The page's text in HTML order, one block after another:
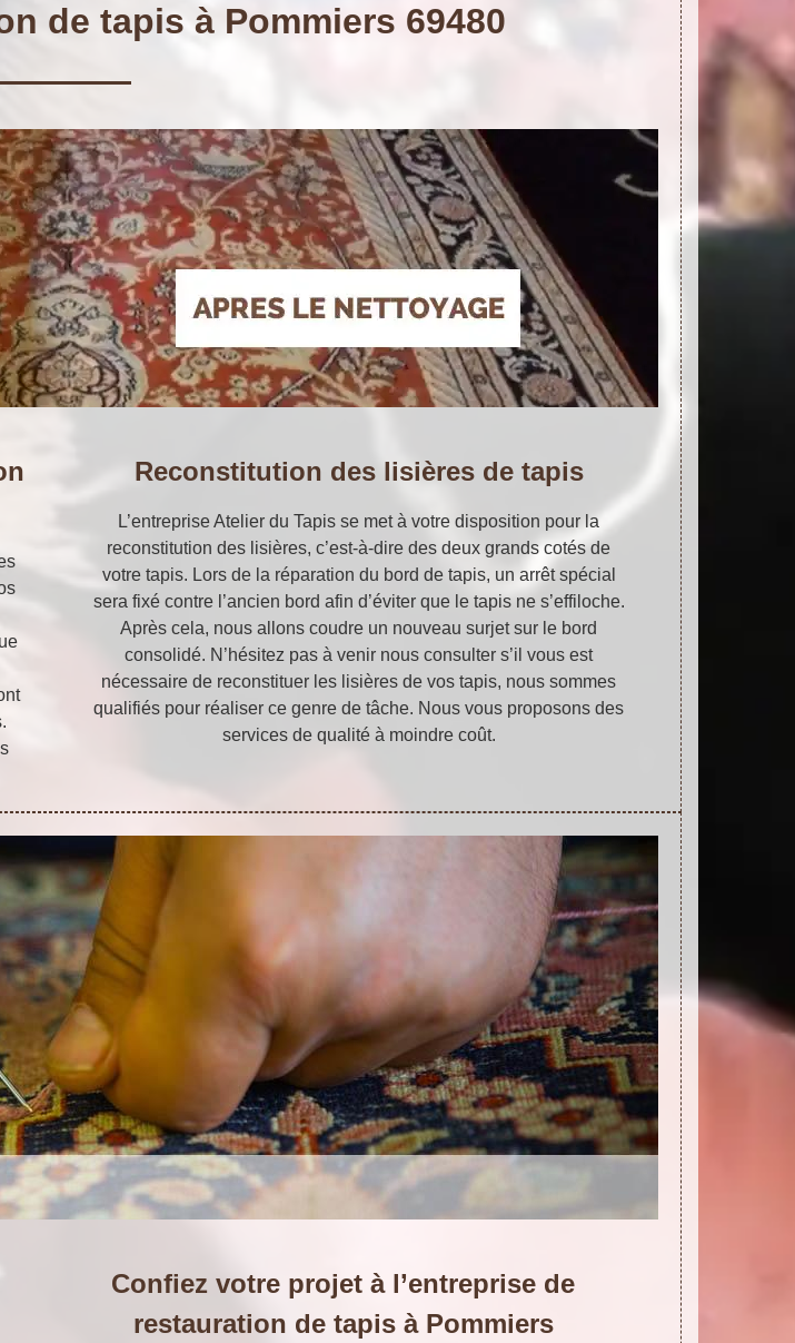
de tapis à Pommiers 69480
Reconstitution des lisières de tapis
L’entreprise Atelier du Tapis se met à votre disposition pour la
reconstitution des lisières, c’est-à-dire des deux grands cotés de
votre tapis. Lors de la réparation du bord de tapis, un arrêt spécial
sera fixé contre l’ancien bord afin d’éviter que le tapis ne s’effiloche.
Après cela, nous allons coudre un nouveau surjet sur le bord
consolidé. N’hésitez pas à venir nous consulter s’il vous est
nécessaire de reconstituer les lisières de vos tapis, nous sommes
qualifiés pour réaliser ce genre de tâche. Nous vous proposons des
services de qualité à moindre coût.
Confiez votre projet à l’entreprise de
restauration de tapis à Pommiers